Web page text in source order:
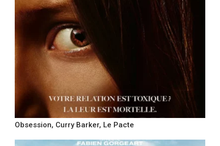
Obsession, Curry Barker, Le Pacte